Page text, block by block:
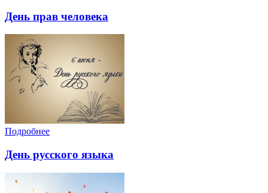
День прав человека
Подробнее
День русского языка